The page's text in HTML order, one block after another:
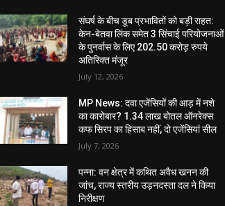
संघर्ष के बीच डूब प्रभावितों को बड़ी राहत:
केन-बेतवा लिंक समेत 3 सिंचाई परियोजनाओं
के पुनर्वास के लिए 202.50 करोड़ रुपये
अतिरिक्त मंजूर
July 12, 2026
MP News: दवा एजेंसियों की आड़ में नशे
का कारोबार? 1.34 लाख बोतल ऑनरेक्स
कफ सिरप का हिसाब नहीं, दो एजेंसियां सील
July 7, 2026
पन्ना: वन क्षेत्र में कथित अवैध खनन की
जांच, राज्य स्तरीय उड़नदस्ता दल ने किया
निरीक्षण